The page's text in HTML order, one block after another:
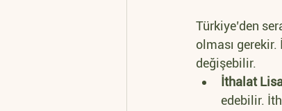
Türkiye’den
olması
değişebilir.
İthalat
edebilir.